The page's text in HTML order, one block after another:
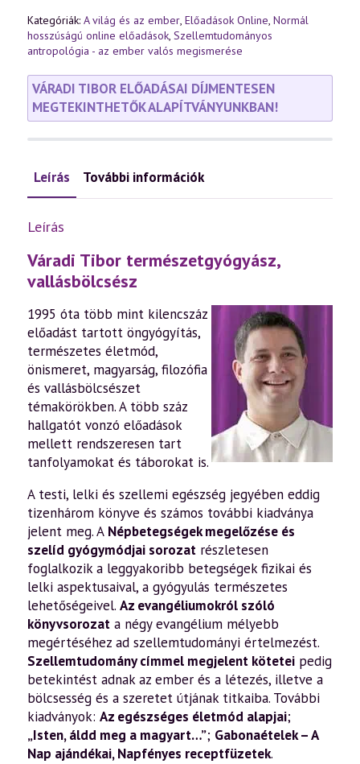
Kategóriák: A világ és az ember, Előadások Online, Normál
hosszúságú online előadások, Szellemtudományos
antropológia - az ember valós megismerése
VÁRADI TIBOR ELŐADÁSAI DÍJMENTESEN
MEGTEKINTHETŐK ALAPÍTVÁNYUNKBAN!
Leírás További információk
Leírás
Váradi Tibor természetgyógyász,
vallásbölcsész
1995 óta több mint kilencszáz
előadást tartott öngyógyítás,
természetes életmód,
önismeret, magyarság, filozófia
és vallásbölcsészet
témakörökben. A több száz
hallgatót vonzó előadások
mellett rendszeresen tart
tanfolyamokat és táborokat is.
A testi, lelki és szellemi egészség jegyében eddig
tizenhárom könyve és számos további kiadványa
jelent meg. A Népbetegségek megelőzése és
szelíd gyógymódjai sorozat részletesen
foglalkozik a leggyakoribb betegségek fizikai és
lelki aspektusaival, a gyógyulás természetes
lehetőségeivel. Az evangéliumokról szóló
könyvsorozat a négy evangélium mélyebb
megértéséhez ad szellemtudományi értelmezést.
Szellemtudomány címmel megjelent kötetei pedig
betekintést adnak az ember és a létezés, illetve a
bölcsesség és a szeretet útjának titkaiba. További
kiadványok: Az egészséges életmód alapjai;
„Isten, áldd meg a magyart…”; Gabonaételek – A
Nap ajándékai,Napfényes receptfüzetek.